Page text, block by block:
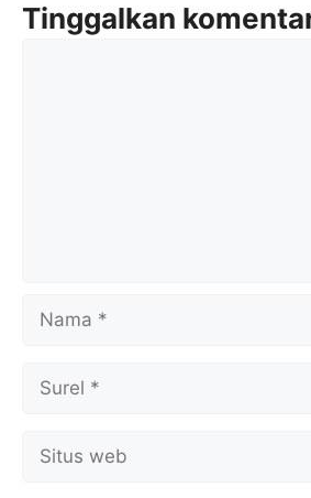
Tinggalkan
Nama
Surel
Situs
web